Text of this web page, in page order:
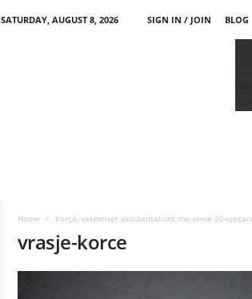
SATURDAY, AUGUST 8, 2026 SIGN IN / JOIN BLOG
Home Korçë, vetëvritet aksidentalisht me armë 30-vjeçari
vrasje-korce